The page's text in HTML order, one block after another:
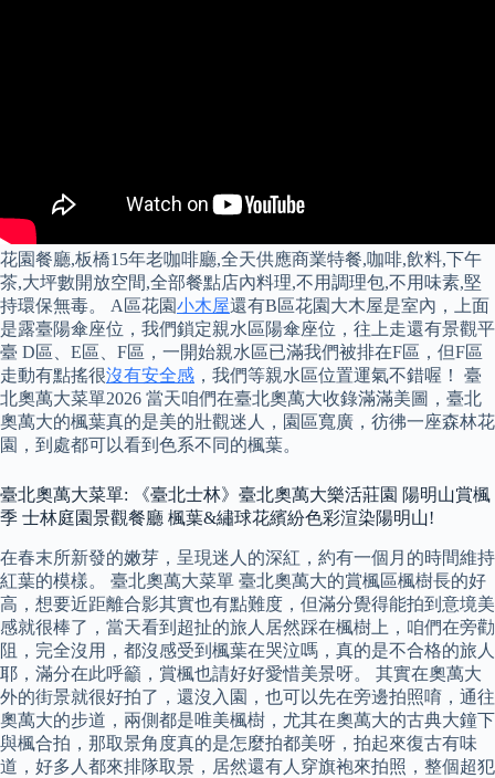
花園餐廳,板橋15年老咖啡廳,全天供應商業特餐,咖啡,飲料,下午
茶,大坪數開放空間,全部餐點店內料理,不用調理包,不用味素,堅
持環保無毒。 A區花園小木屋還有B區花園大木屋是室內，上面
是露臺陽傘座位，我們鎖定親水區陽傘座位，往上走還有景觀平
臺 D區、E區、F區，一開始親水區已滿我們被排在F區，但F區
走動有點搖很沒有安全感 ，我們等親水區位置運氣不錯喔！ 臺
北奧萬大菜單2026 當天咱們在臺北奧萬大收錄滿滿美圖，臺北
奧萬大的楓葉真的是美的壯觀迷人，園區寬廣，彷彿一座森林花
園，到處都可以看到色系不同的楓葉。
臺北奧萬大菜單: 《臺北士林》臺北奧萬大樂活莊園 陽明山賞楓
季 士林庭園景觀餐廳 楓葉&繡球花繽紛色彩渲染陽明山!
在春末所新發的嫩芽，呈現迷人的深紅，約有一個月的時間維持
紅葉的模樣。 臺北奧萬大菜單 臺北奧萬大的賞楓區楓樹長的好
高，想要近距離合影其實也有點難度，但滿分覺得能拍到意境美
感就很棒了，當天看到超扯的旅人居然踩在楓樹上，咱們在旁勸
阻，完全沒用，都沒感受到楓葉在哭泣嗎，真的是不合格的旅人
耶，滿分在此呼籲，賞楓也請好好愛惜美景呀。 其實在奧萬大
外的街景就很好拍了，還沒入園，也可以先在旁邊拍照唷，通往
奧萬大的步道，兩側都是唯美楓樹，尤其在奧萬大的古典大鐘下
與楓合拍，那取景角度真的是怎麼拍都美呀，拍起來復古有味
道，好多人都來排隊取景，居然還有人穿旗袍來拍照，整個超犯